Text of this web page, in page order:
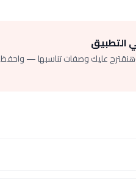
التطبيق
عليك وصفات تناسبها — واحفظ